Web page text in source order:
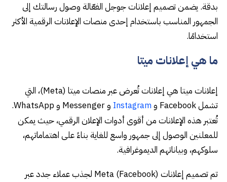
بدقة. يضمن تصميم إعلانات جوجل الفعّالة وصول رسالتك إلى
الجمهور المناسب باستخدام إحدى منصات الإعلانات الرقمية الأكثر
استخدامًا.
ما هي إعلانات ميتا
إعلانات ميتا هي إعلانات تُعرض عبر منصات ميتا (Meta)، التي
تشمل Facebook و
Instagram
و Messenger و WhatsApp.
تُعتبر هذه الإعلانات من أقوى أدوات الإعلان الرقمي، حيث يمكن
للمعلنين الوصول إلى جمهور واسع للغاية بناءً على اهتماماتهم،
سلوكهم، وبياناتهم الديموغرافية.
تم تصميم إعلانات Meta (Facebook) لجذب عملاء جدد عبر